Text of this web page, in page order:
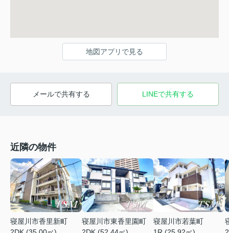
地図アプリで見る
メールで共有する LINEで共有する
近隣の物件
寝屋川市香里新町
寝屋川市東香里園町
寝屋川市若葉町